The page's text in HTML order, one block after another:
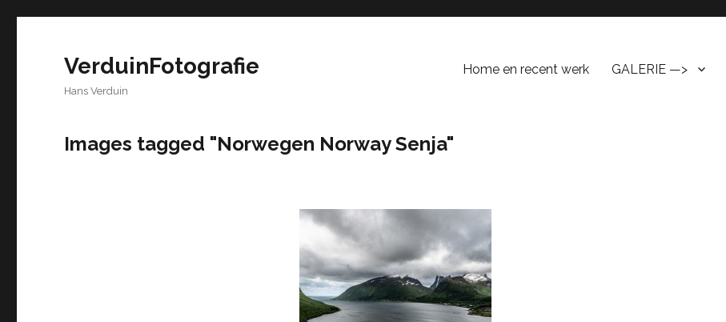
VerduinFotografie
Hans Verduin
Home en recent werk GALERIE —>
Images tagged "Norwegen Norway Senja"